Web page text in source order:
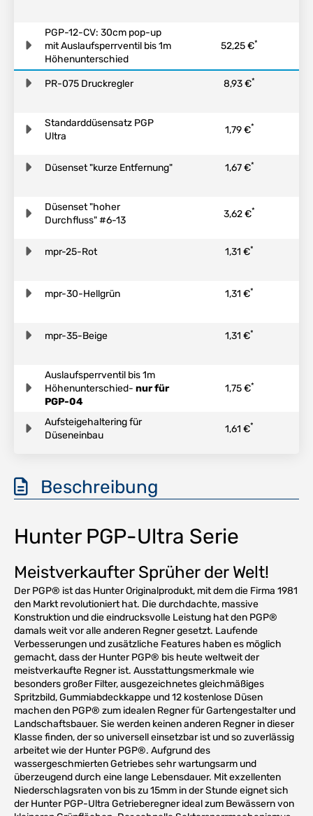
PGP-12-CV: 30cm pop-up
mit Auslaufsperrventil bis 1m
Höhenunterschied
52,25 €*
PR-075 Druckregler 8,93 €*
Standarddüsensatz PGP
Ultra
1,79 €*
Düsenset "kurze Entfernung" 1,67 €*
Düsenset "hoher
Durchfluss" #6-13
3,62 €*
mpr-25-Rot 1,31 €*
mpr-30-Hellgrün 1,31 €*
mpr-35-Beige 1,31 €*
Auslaufsperrventil bis 1m
Höhenunterschied- nur für
PGP-04
1,75 €*
Aufsteigehaltering für
Düseneinbau
1,61 €*
Beschreibung
Hunter PGP-Ultra Serie
Meistverkaufter Sprüher der Welt!
Der PGP® ist das Hunter Originalprodukt, mit dem die Firma 1981
den Markt revolutioniert hat. Die durchdachte, massive
Konstruktion und die eindrucksvolle Leistung hat den PGP®
damals weit vor alle anderen Regner gesetzt. Laufende
Verbesserungen und zusätzliche Features haben es möglich
gemacht, dass der Hunter PGP® bis heute weltweit der
meistverkaufte Regner ist. Ausstattungsmerkmale wie
besonders großer Filter, ausgezeichnetes gleichmäßiges
Spritzbild, Gummiabdeckkappe und 12 kostenlose Düsen
machen den PGP® zum idealen Regner für Gartengestalter und
Landschaftsbauer. Sie werden keinen anderen Regner in dieser
Klasse finden, der so universell einsetzbar ist und so zuverlässig
arbeitet wie der Hunter PGP®. Aufgrund des
wassergeschmierten Getriebes sehr wartungsarm und
überzeugend durch eine lange Lebensdauer. Mit exzellenten
Niederschlagsraten von bis zu 15mm in der Stunde eignet sich
der Hunter PGP-Ultra Getrieberegner ideal zum Bewässern von